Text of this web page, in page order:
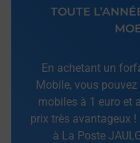
TOUTE
En achetant un
Mobile, vous pouvez
mobiles à 1 euro et
prix très avantageux
à La Poste